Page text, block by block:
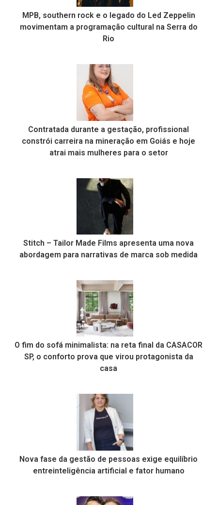
MPB, southern rock e o legado do Led Zeppelin
movimentam a programação cultural na Serra do
Rio
Contratada durante a gestação, profissional
constrói carreira na mineração em Goiás e hoje
atrai mais mulheres para o setor
Stitch – Tailor Made Films apresenta uma nova
abordagem para narrativas de marca sob medida
O fim do sofá minimalista: na reta final da CASACOR
SP, o conforto prova que virou protagonista da
casa
Nova fase da gestão de pessoas exige equilíbrio
entreinteligência artificial e fator humano